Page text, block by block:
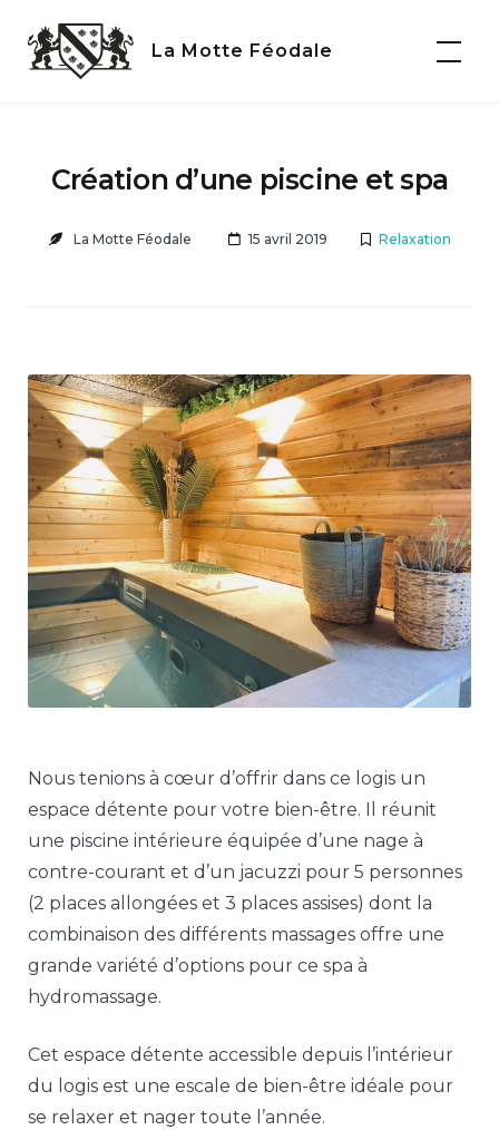
content
La Motte Féodale
Création d’une piscine et spa
La Motte Féodale 15 avril 2019 Relaxation
Nous tenions à cœur d’offrir dans ce logis un
espace détente pour votre bien-être. Il réunit
une piscine intérieure équipée d’une nage à
contre-courant et d’un jacuzzi pour 5 personnes
(2 places allongées et 3 places assises) dont la
combinaison des différents massages offre une
grande variété d’options pour ce spa à
hydromassage.
Cet espace détente accessible depuis l’intérieur
du logis est une escale de bien-être idéale pour
se relaxer et nager toute l’année.